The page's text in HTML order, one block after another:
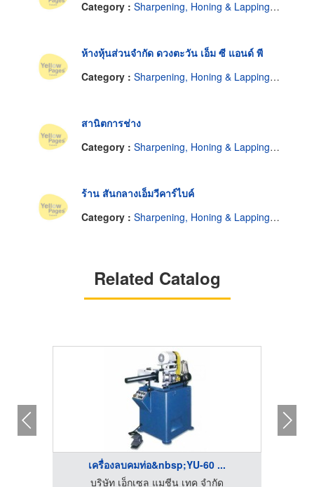
Category : Sharpening, Honing & Lapping Service
ห้างหุ้นส่วนจำกัด ดวงตะวัน เอ็ม ซี แอนด์ พี
Category : Sharpening, Honing & Lapping Service
สานิตการช่าง
Category : Sharpening, Honing & Lapping Service
ร้าน สันกลางเอ็มวีคาร์ไบค์
Category : Sharpening, Honing & Lapping Service
Related Catalog
เครื่องลบคมท่อ&nbsp;YU-60 ...
บริษัท เอ็กเซล แมชีน เทค จำกัด